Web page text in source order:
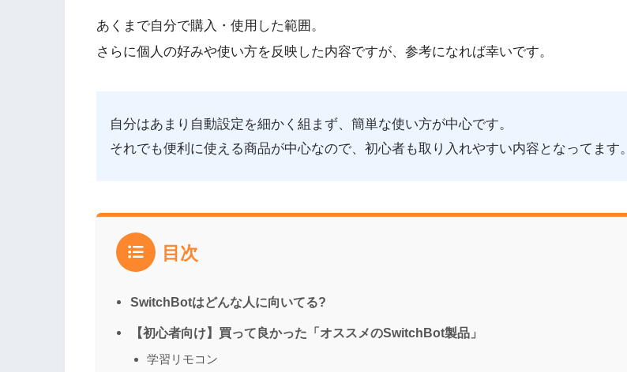
あくまで自分で購入・使用した範囲。
さらに個人の好みや使い方を反映した内容ですが、参考になれば幸いです。
自分はあまり自動設定を細かく組まず、簡単な使い方が中心です。
それでも便利に使える商品が中心なので、初心者も取り入れやすい内容となってます。
目次
SwitchBotはどんな人に向いてる?
【初心者向け】買って良かった「オススメのSwitchBot製品」
学習リモコン